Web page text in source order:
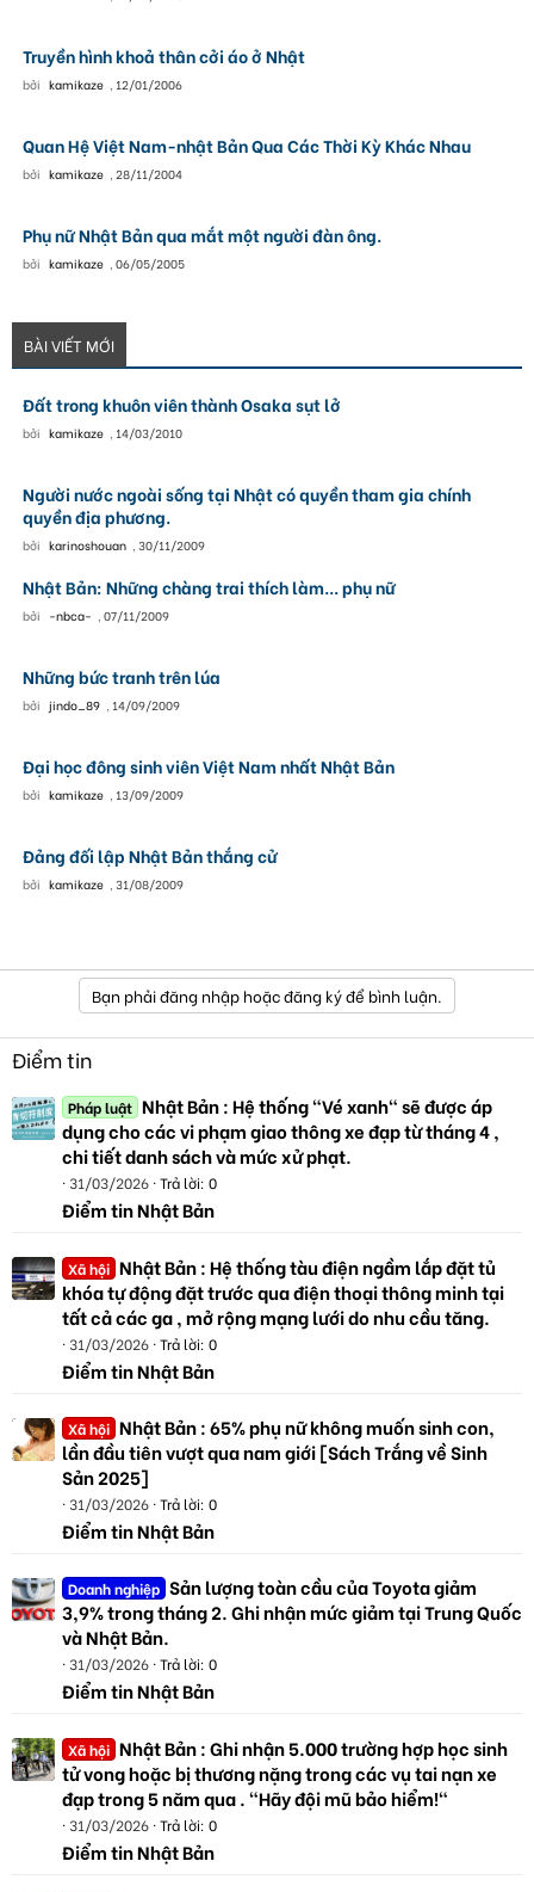
Truyền hình khoả thân cởi áo ở Nhật
bởi kamikaze , 12/01/2006
Quan Hệ Việt Nam-nhật Bản Qua Các Thời Kỳ Khác Nhau
bởi kamikaze , 28/11/2004
Phụ nữ Nhật Bản qua mắt một người đàn ông.
bởi kamikaze , 06/05/2005
BÀI VIẾT MỚI
Đất trong khuôn viên thành Osaka sụt lở
bởi kamikaze , 14/03/2010
Người nước ngoài sống tại Nhật có quyền tham gia chính
quyền địa phương.
bởi karinoshouan , 30/11/2009
Nhật Bản: Những chàng trai thích làm... phụ nữ
bởi -nbca- , 07/11/2009
Những bức tranh trên lúa
bởi jindo_89 , 14/09/2009
Đại học đông sinh viên Việt Nam nhất Nhật Bản
bởi kamikaze , 13/09/2009
Đảng đối lập Nhật Bản thắng cử
bởi kamikaze , 31/08/2009
Bạn phải đăng nhập hoặc đăng ký để bình luận.
Điểm tin
Pháp luật Nhật Bản : Hệ thống "Vé xanh" sẽ được áp
dụng cho các vi phạm giao thông xe đạp từ tháng 4 ,
chi tiết danh sách và mức xử phạt.
31/03/2026 Trả lời: 0
Điểm tin Nhật Bản
Xã hội Nhật Bản : Hệ thống tàu điện ngầm lắp đặt tủ
khóa tự động đặt trước qua điện thoại thông minh tại
tất cả các ga , mở rộng mạng lưới do nhu cầu tăng.
31/03/2026 Trả lời: 0
Điểm tin Nhật Bản
Xã hội Nhật Bản : 65% phụ nữ không muốn sinh con,
lần đầu tiên vượt qua nam giới [Sách Trắng về Sinh
Sản 2025]
31/03/2026 Trả lời: 0
Điểm tin Nhật Bản
Doanh nghiệp Sản lượng toàn cầu của Toyota giảm
3,9% trong tháng 2. Ghi nhận mức giảm tại Trung Quốc
và Nhật Bản.
31/03/2026 Trả lời: 0
Điểm tin Nhật Bản
Xã hội Nhật Bản : Ghi nhận 5.000 trường hợp học sinh
tử vong hoặc bị thương nặng trong các vụ tai nạn xe
đạp trong 5 năm qua . "Hãy đội mũ bảo hiểm!"
31/03/2026 Trả lời: 0
Điểm tin Nhật Bản